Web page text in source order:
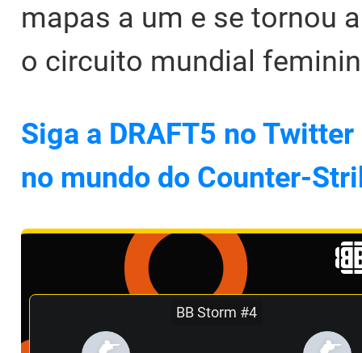
mapas a um e se tornou
o circuito mundial
Siga a DRAFT5 no
no mundo do Counter-
BB Storm #4